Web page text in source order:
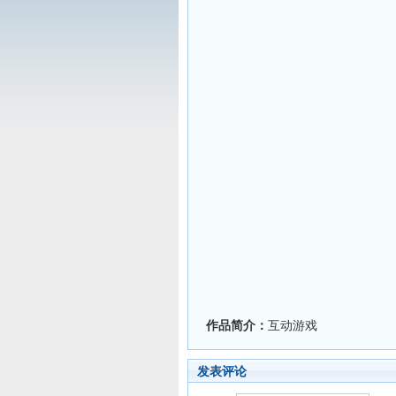
作品简介： 互动游戏
发表评论